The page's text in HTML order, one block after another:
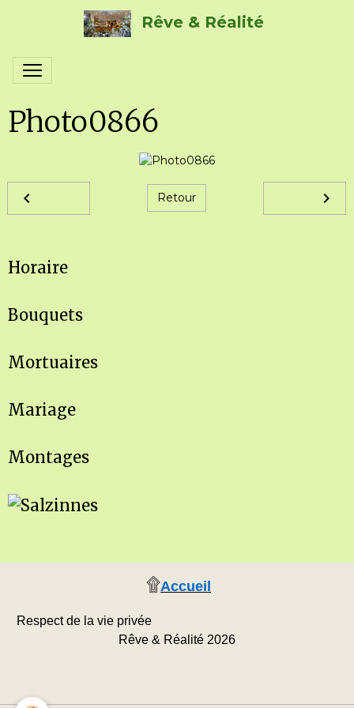
Rêve & Réalité
Photo0866
Retour
Horaire
Bouquets
Mortuaires
Mariage
Montages
۩Accueil
Respect de la vie privée
Rêve & Réalité 2026